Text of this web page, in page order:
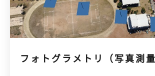
フォトグラメトリ（写真測量